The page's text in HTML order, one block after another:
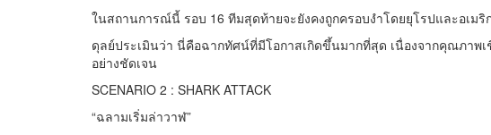
ในสถานการณ์นี้ รอบ 16 ทีมสุดท้ายจะยังคงถูกครอบงำโดยยุโรปและอเมริ
ดุลย์ประเมินว่า นี่คือฉากทัศน์ที่มีโอกาสเกิดขึ้นมากที่สุด เนื่องจากคุณภาพ
อย่างชัดเจน
SCENARIO 2 : SHARK ATTACK
“ฉลามเริ่มล่าวาฬ”